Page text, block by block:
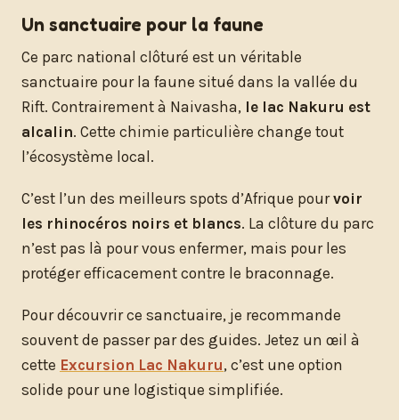
Un sanctuaire pour la faune
Ce parc national clôturé est un véritable
sanctuaire pour la faune situé dans la vallée du
Rift. Contrairement à Naivasha, le lac Nakuru est
alcalin. Cette chimie particulière change tout
l’écosystème local.
C’est l’un des meilleurs spots d’Afrique pourvoir
les rhinocéros noirs et blancs. La clôture du parc
n’est pas là pour vous enfermer, mais pour les
protéger efficacement contre le braconnage.
Pour découvrir ce sanctuaire, je recommande
souvent de passer par des guides. Jetez un œil à
cette Excursion Lac Nakuru, c’est une option
solide pour une logistique simplifiée.